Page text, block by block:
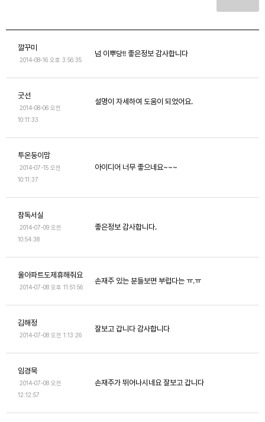
깔꾸미
2014-08-16 오후 3:56:35
넘 이뿌당!! 좋은정보 감사합니다
굿선
2014-08-06 오전
10:11:33
설명이 자세하여 도움이 되었어요.
투온둥이맘
2014-07-15 오전
10:11:37
아이디어 너무 좋으네요~~~
참독서실
2014-07-09 오전
10:54:38
좋은정보 감사합니다.
울아파트도제휴해줘요
2014-07-08 오후 11:51:56
손재주 있는 분들보면 부럽다는 ㅠ.ㅠ
김해정
2014-07-08 오전 1:13:26
잘보고 갑니다 감사합니다
임경묵
2014-07-08 오전
12:12:57
손재주가 뛰어나시네요 잘보고 갑니다